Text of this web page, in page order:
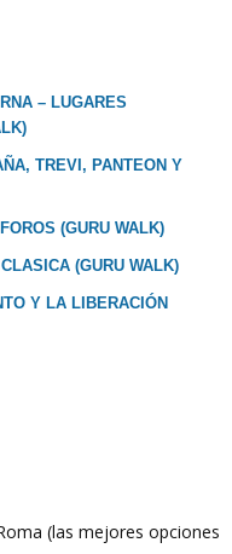
– LUGARES
TREVI, PANTEON Y
(GURU WALK)
(GURU WALK)
Y LA LIBERACIÓN
(las mejores opciones